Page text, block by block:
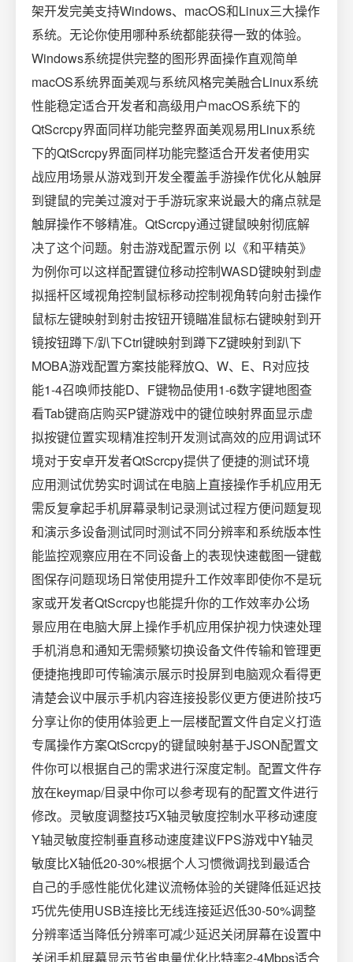
架开发完美支持Windows、macOS和Linux三大操作
系统。无论你使用哪种系统都能获得一致的体验。
Windows系统提供完整的图形界面操作直观简单
macOS系统界面美观与系统风格完美融合Linux系统
性能稳定适合开发者和高级用户macOS系统下的
QtScrcpy界面同样功能完整界面美观易用Linux系统
下的QtScrcpy界面同样功能完整适合开发者使用实
战应用场景从游戏到开发全覆盖手游操作优化从触屏
到键鼠的完美过渡对于手游玩家来说最大的痛点就是
触屏操作不够精准。QtScrcpy通过键鼠映射彻底解
决了这个问题。射击游戏配置示例 以《和平精英》
为例你可以这样配置键位移动控制WASD键映射到虚
拟摇杆区域视角控制鼠标移动控制视角转向射击操作
鼠标左键映射到射击按钮开镜瞄准鼠标右键映射到开
镜按钮蹲下/趴下Ctrl键映射到蹲下Z键映射到趴下
MOBA游戏配置方案技能释放Q、W、E、R对应技
能1-4召唤师技能D、F键物品使用1-6数字键地图查
看Tab键商店购买P键游戏中的键位映射界面显示虚
拟按键位置实现精准控制开发测试高效的应用调试环
境对于安卓开发者QtScrcpy提供了便捷的测试环境
应用测试优势实时调试在电脑上直接操作手机应用无
需反复拿起手机屏幕录制记录测试过程方便问题复现
和演示多设备测试同时测试不同分辨率和系统版本性
能监控观察应用在不同设备上的表现快速截图一键截
图保存问题现场日常使用提升工作效率即使你不是玩
家或开发者QtScrcpy也能提升你的工作效率办公场
景应用在电脑大屏上操作手机应用保护视力快速处理
手机消息和通知无需频繁切换设备文件传输和管理更
便捷拖拽即可传输演示展示时投屏到电脑观众看得更
清楚会议中展示手机内容连接投影仪更方便进阶技巧
分享让你的使用体验更上一层楼配置文件自定义打造
专属操作方案QtScrcpy的键鼠映射基于JSON配置文
件你可以根据自己的需求进行深度定制。配置文件存
放在keymap/目录中你可以参考现有的配置文件进行
修改。灵敏度调整技巧X轴灵敏度控制水平移动速度
Y轴灵敏度控制垂直移动速度建议FPS游戏中Y轴灵
敏度比X轴低20-30%根据个人习惯微调找到最适合
自己的手感性能优化建议流畅体验的关键降低延迟技
巧优先使用USB连接比无线连接延迟低30-50%调整
分辨率适当降低分辨率可减少延迟关闭屏幕在设置中
关闭手机屏幕显示节省电量优化比特率2-4Mbps适合